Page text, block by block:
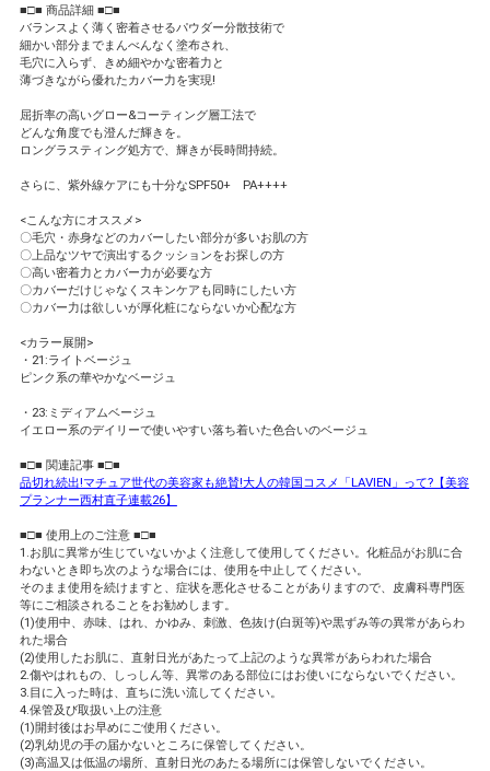
■□■ 商品詳細 ■□■
バランスよく薄く密着させるパウダー分散技術で
細かい部分までまんべんなく塗布され、
毛穴に入らず、きめ細やかな密着力と
薄づきながら優れたカバー力を実現!
屈折率の高いグロー&コーティング層工法で
どんな角度でも澄んだ輝きを。
ロングラスティング処方で、輝きが長時間持続。
さらに、紫外線ケアにも十分なSPF50+ PA++++
<こんな方にオススメ>
〇毛穴・赤身などのカバーしたい部分が多いお肌の方
〇上品なツヤで演出するクッションをお探しの方
〇高い密着力とカバー力が必要な方
〇カバーだけじゃなくスキンケアも同時にしたい方
〇カバー力は欲しいが厚化粧にならないか心配な方
<カラー展開>
・21:ライトベージュ
ピンク系の華やかなベージュ
・23:ミディアムベージュ
イエロー系のデイリーで使いやすい落ち着いた色合いのベージュ
■□■ 関連記事 ■□■
品切れ続出!マチュア世代の美容家も絶賛!大人の韓国コスメ「LAVIEN」って?【美容
プランナー西村直子連載26】
■□■ 使用上のご注意 ■□■
1.お肌に異常が生じていないかよく注意して使用してください。化粧品がお肌に合
わないとき即ち次のような場合には、使用を中止してください。
そのまま使用を続けますと、症状を悪化させることがありますので、皮膚科専門医
等にご相談されることをお勧めします。
(1)使用中、赤味、はれ、かゆみ、刺激、色抜け(白斑等)や黒ずみ等の異常があらわ
れた場合
(2)使用したお肌に、直射日光があたって上記のような異常があらわれた場合
2.傷やはれもの、しっしん等、異常のある部位にはお使いにならないでください。
3.目に入った時は、直ちに洗い流してください。
4.保管及び取扱い上の注意
(1)開封後はお早めにご使用ください。
(2)乳幼児の手の届かないところに保管してください。
(3)高温又は低温の場所、直射日光のあたる場所には保管しないでください。